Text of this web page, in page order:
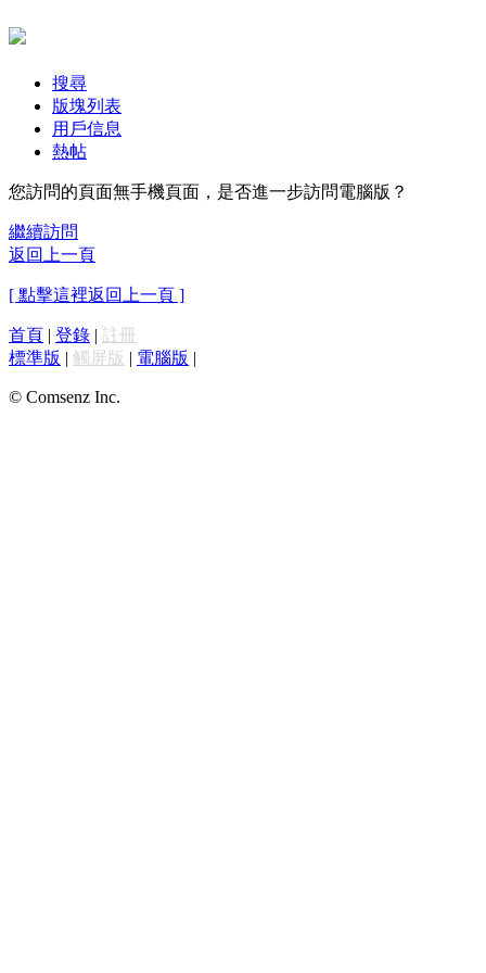
搜尋
版塊列表
用戶信息
熱帖
您訪問的頁面無手機頁面，是否進一步訪問電腦版？
繼續訪問
返回上一頁
[ 點擊這裡返回上一頁 ]
首頁 | 登錄 | 註冊
標準版 | 觸屏版 | 電腦版 |
© Comsenz Inc.